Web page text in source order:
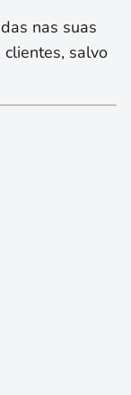
nas suas
salvo